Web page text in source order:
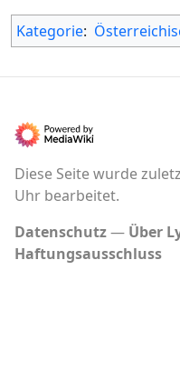
Kategorie:
Diese Seite wurde
Uhr bearbeitet.
Datenschutz
Über
Haftungsausschluss